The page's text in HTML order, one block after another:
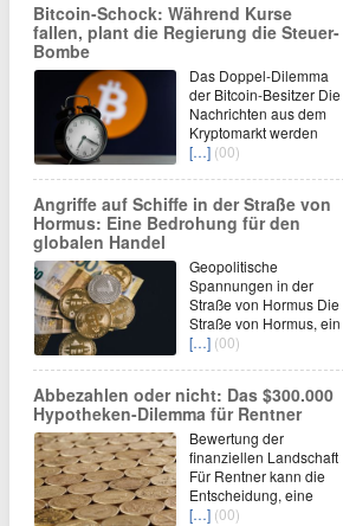
Bitcoin-Schock: Während Kurse
fallen, plant die Regierung die Steuer-
Bombe
Das Doppel-Dilemma
der Bitcoin-Besitzer Die
Nachrichten aus dem
Kryptomarkt werden
[…] (00)
Angriffe auf Schiffe in der Straße von
Hormus: Eine Bedrohung für den
globalen Handel
Geopolitische
Spannungen in der
Straße von Hormus Die
Straße von Hormus, ein
[…] (00)
Abbezahlen oder nicht: Das $300.000
Hypotheken-Dilemma für Rentner
Bewertung der
finanziellen Landschaft
Für Rentner kann die
Entscheidung, eine
[…] (00)